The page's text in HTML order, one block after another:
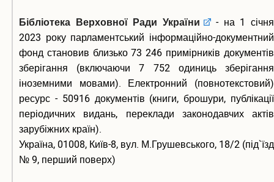
Бібліотека Верховної Ради України
- на 1 січня
2023 року парламентський інформаційно-документний
фонд становив близько 73 246 примірників документів
зберігання (включаючи 7 752 одиниць зберігання
іноземними мовами). Електронний (повнотекстовий)
ресурс - 50916 документів (книги, брошури, публікації
періодичних видань, переклади законодавчих актів
зарубіжних країн).
Україна, 01008, Київ-8, вул. М.Грушевського, 18/2 (під`їзд
№ 9, перший поверх)